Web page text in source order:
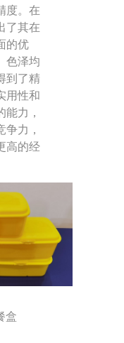
度。在
了其在
的优
色泽均
到了精
用性和
能力，
力，
高的经
盒